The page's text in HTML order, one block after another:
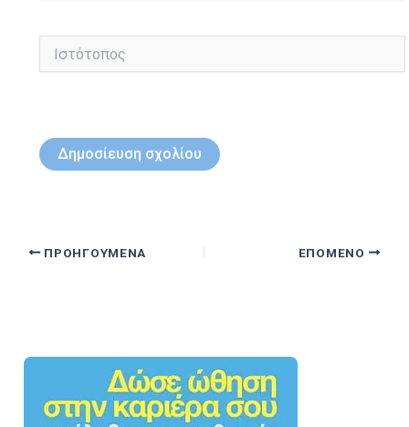
Ιστότοπος
ΠΡΟΗΓΟΎΜΕΝΑ ΕΠΌΜΕΝΟ